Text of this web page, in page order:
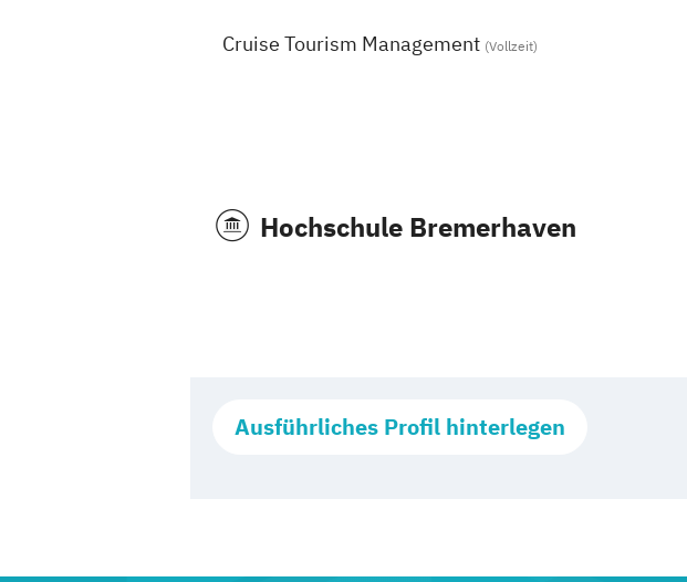
Cruise Tourism Management (Vollzeit)
Hochschule Bremerhaven
Ausführliches Profil hinterlegen